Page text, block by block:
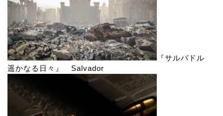
『サルバドル
遥かなる日々』 Salvador